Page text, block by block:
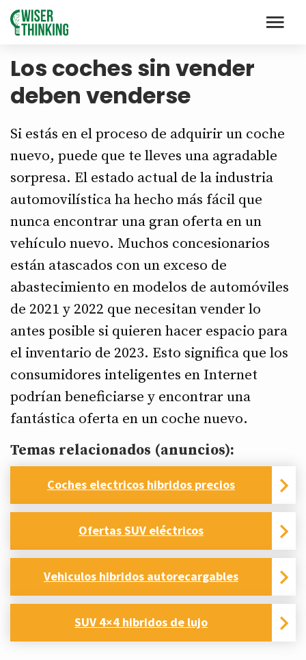
Los coches sin vender
deben venderse
Si estás en el proceso de adquirir un coche
nuevo, puede que te lleves una agradable
sorpresa. El estado actual de la industria
automovilística ha hecho más fácil que
nunca encontrar una gran oferta en un
vehículo nuevo. Muchos concesionarios
están atascados con un exceso de
abastecimiento en modelos de automóviles
de 2021 y 2022 que necesitan vender lo
antes posible si quieren hacer espacio para
el inventario de 2023. Esto significa que los
consumidores inteligentes en Internet
podrían beneficiarse y encontrar una
fantástica oferta en un coche nuevo.
Temas relacionados (anuncios):
Coches electricos hibridos precios
Ofertas SUV eléctricos
Vehiculos hibridos autorecargables
SUV 4×4 hibridos de lujo